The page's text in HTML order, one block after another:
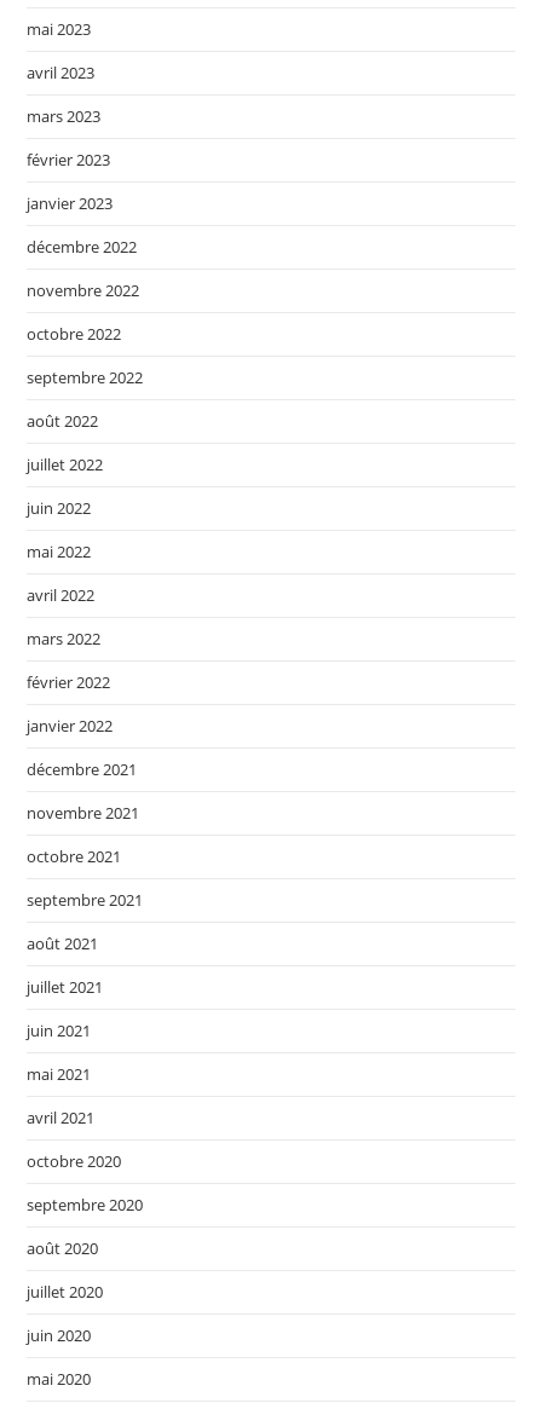
mai 2023
avril 2023
mars 2023
février 2023
janvier 2023
décembre 2022
novembre 2022
octobre 2022
septembre 2022
août 2022
juillet 2022
juin 2022
mai 2022
avril 2022
mars 2022
février 2022
janvier 2022
décembre 2021
novembre 2021
octobre 2021
septembre 2021
août 2021
juillet 2021
juin 2021
mai 2021
avril 2021
octobre 2020
septembre 2020
août 2020
juillet 2020
juin 2020
mai 2020